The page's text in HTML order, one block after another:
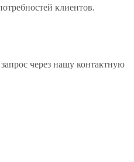
клиентов.
через нашу контактную